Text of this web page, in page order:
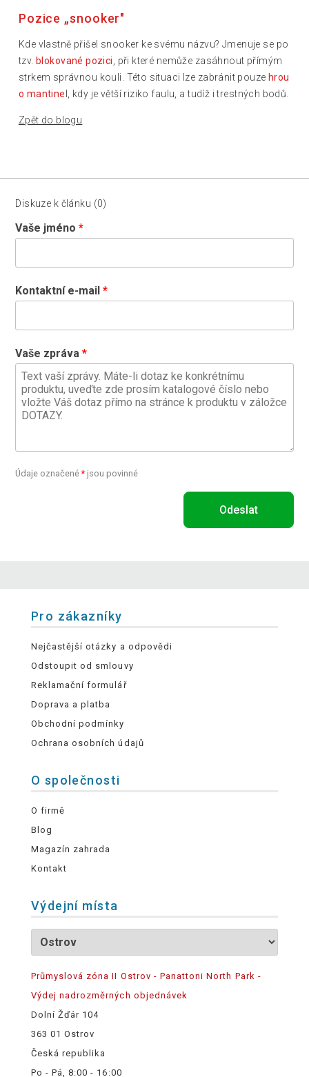
Pozice „snooker"
Kde vlastně přišel snooker ke svému názvu? Jmenuje se po
tzv. blokované pozici
, při které nemůže zasáhnout přímým
strkem správnou kouli. Této situaci lze zabránit pouze hrou
o mantine
l, kdy je větší riziko faulu, a tudíž i trestných bodů.
Zpět do blogu
Diskuze k článku (0)
Vaše jméno
Kontaktní e-mail
Vaše zpráva
Údaje označené* jsou povinné
Odeslat
Pro zákazníky
Nejčastější otázky a odpovědi
Odstoupit od smlouvy
Reklamační formulář
Doprava a platba
Obchodní podmínky
Ochrana osobních údajů
O společnosti
O firmě
Blog
Magazín zahrada
Kontakt
Výdejní místa
Průmyslová zóna II Ostrov - Panattoni North Park -
Výdej nadrozměrných objednávek
Dolní Žďár 104
363 01 Ostrov
Česká republika
Po - Pá, 8:00 - 16:00